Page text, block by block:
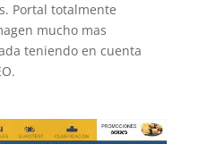
Portal totalmente
mucho mas
teniendo en cuenta